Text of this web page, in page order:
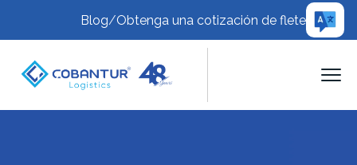
Blog/Obtenga una cotización de flete